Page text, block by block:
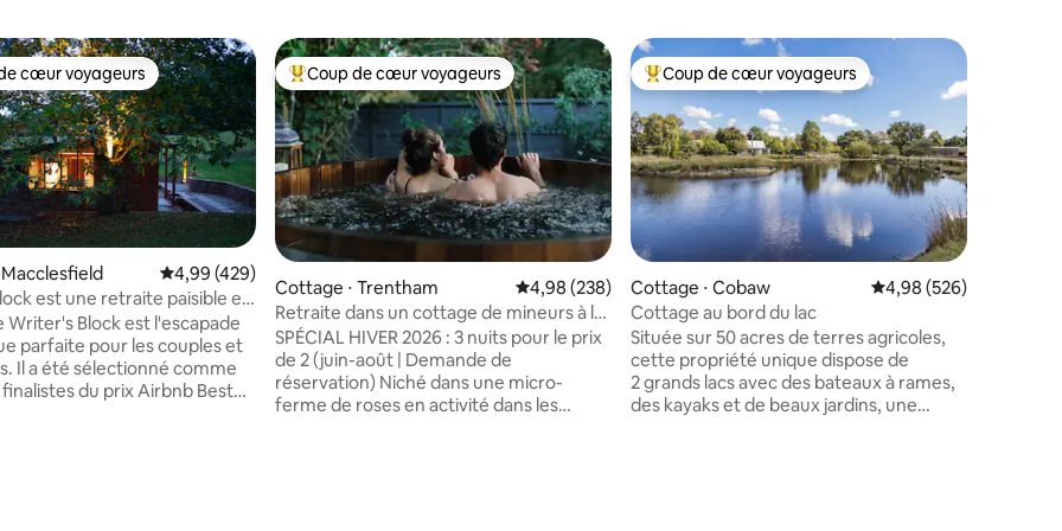
base de 130 commentaires : 4,99 sur 5
cœur voyageurs les plus appréciés
cœur voyageurs
Évaluation moyenne sur la base de 429 commentaires : 4,99 sur 5
4,99 (429)
est une retraite paisible et
Writer's Block est l'escapade
parfaite pour les couples et
Il a été sélectionné comme
finalistes du prix Airbnb Best
Coups de cœur voyageurs les plus appréciés
Coup de cœur voyageurs
Cottage ⋅ Trentham Évaluation moyenne sur la base de 238 commentaires : 4,98 sur 5
4,98 (238)
Retraite dans un cottage de mineurs à la
ferme Acre of Roses
SPÉCIAL HIVER 2026 : 3 nuits pour le prix
de 2 (juin-août | Demande de
réservation) Niché dans une micro-
ferme de roses en activité dans les
Coups de cœur voyageurs les plus appréciés
Coup de cœur voyageurs
Cottage ⋅ Cobaw Évaluation moyenne
4,98 (526)
Cottage au bord du lac
Située sur 50 acres de terres agricoles,
cette propriété unique dispose de
2 grands lacs avec des bateaux à rames,
des kayaks et de beaux jardins, une